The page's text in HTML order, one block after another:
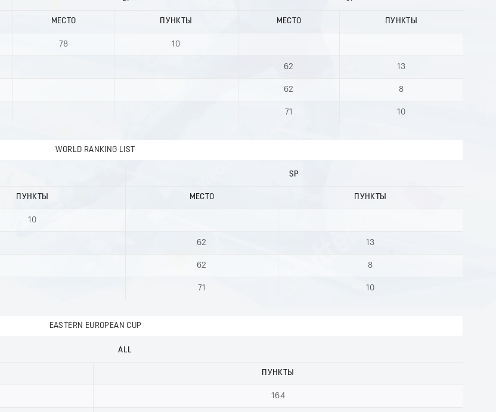
МЕСТО ПУНКТЫ МЕСТО ПУНКТЫ
78 10
62 13
62 8
71 10
WORLD RANKING LIST
SP
ПУНКТЫ МЕСТО ПУНКТЫ
10
62 13
62 8
71 10
EASTERN EUROPEAN CUP
ALL
ПУНКТЫ
164